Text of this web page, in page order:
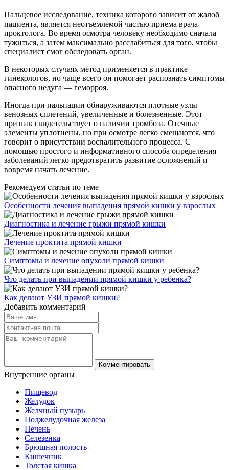
Пальцевое исследование, техника которого зависит от жалоб
пациента, является неотъемлемой частью приема врача-
проктолога. Во время осмотра человеку необходимо сначала
тужиться, а затем максимально расслабиться для того, чтобы
специалист смог обследовать орган.
В некоторых случаях метод применяется в практике
гинекологов, но чаще всего он помогает распознать симптомы
опасного недуга — геморроя.
Иногда при пальпации обнаруживаются плотные узлы
венозных сплетений, увеличенные и болезненные. Этот
признак свидетельствует о наличии тромбоза. Отечные
элементы уплотнены, но при осмотре легко смещаются, что
говорит о присутствии воспалительного процесса. С
помощью простого и информативного способа определения
заболеваний легко предотвратить развитие осложнений и
вовремя начать лечение.
Рекомедуем статьи по теме
Особенности лечения выпадения прямой кишки у взрослых
Диагностика и лечение грыжи прямой кишки
Лечение проктита прямой кишки
Симптомы и лечение опухоли прямой кишки
Что делать при выпадении прямой кишки у ребенка?
Как делают УЗИ прямой кишки?
Добавить комментарий
Комментировать
Внутренние органы
Пищевод
Желудок
Желчный пузырь
Поджелудочная железа
Печень
Селезенка
Брюшная полость
Кишечник
Толстая кишка